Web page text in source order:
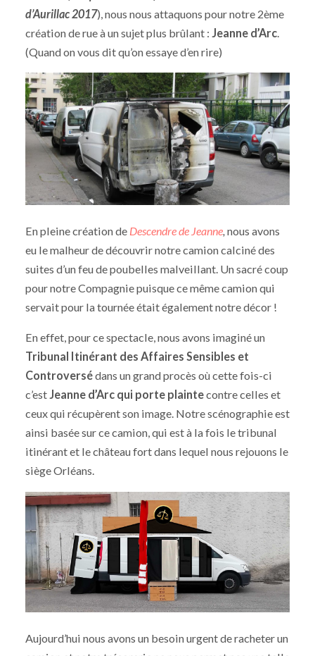
d’Aurillac 2017), nous nous attaquons pour notre 2ème
création de rue à un sujet plus brûlant : Jeanne d’Arc.
(Quand on vous dit qu’on essaye d’en rire)
En pleine création de Descendre de Jeanne, nous avons
eu le malheur de découvrir notre camion calciné des
suites d’un feu de poubelles malveillant. Un sacré coup
pour notre Compagnie puisque ce même camion qui
servait pour la tournée était également notre décor !
En effet, pour ce spectacle, nous avons imaginé un
Tribunal Itinérant des Affaires Sensibles et
Controversédans un grand procès où cette fois-ci
c’estJeanne d’Arc qui porte plaintecontre celles et
ceux qui récupèrent son image. Notre scénographie est
ainsi basée sur ce camion, qui est à la fois le tribunal
itinérant et le château fort dans lequel nous rejouons le
siège Orléans.
Aujourd’hui nous avons un besoin urgent de racheter un